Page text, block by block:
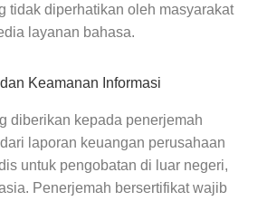
tidak diperhatikan oleh masyarakat
layanan bahasa.
Keamanan Informasi
diberikan kepada penerjemah
laporan keuangan perusahaan
untuk pengobatan di luar negeri,
Penerjemah bersertifikat wajib